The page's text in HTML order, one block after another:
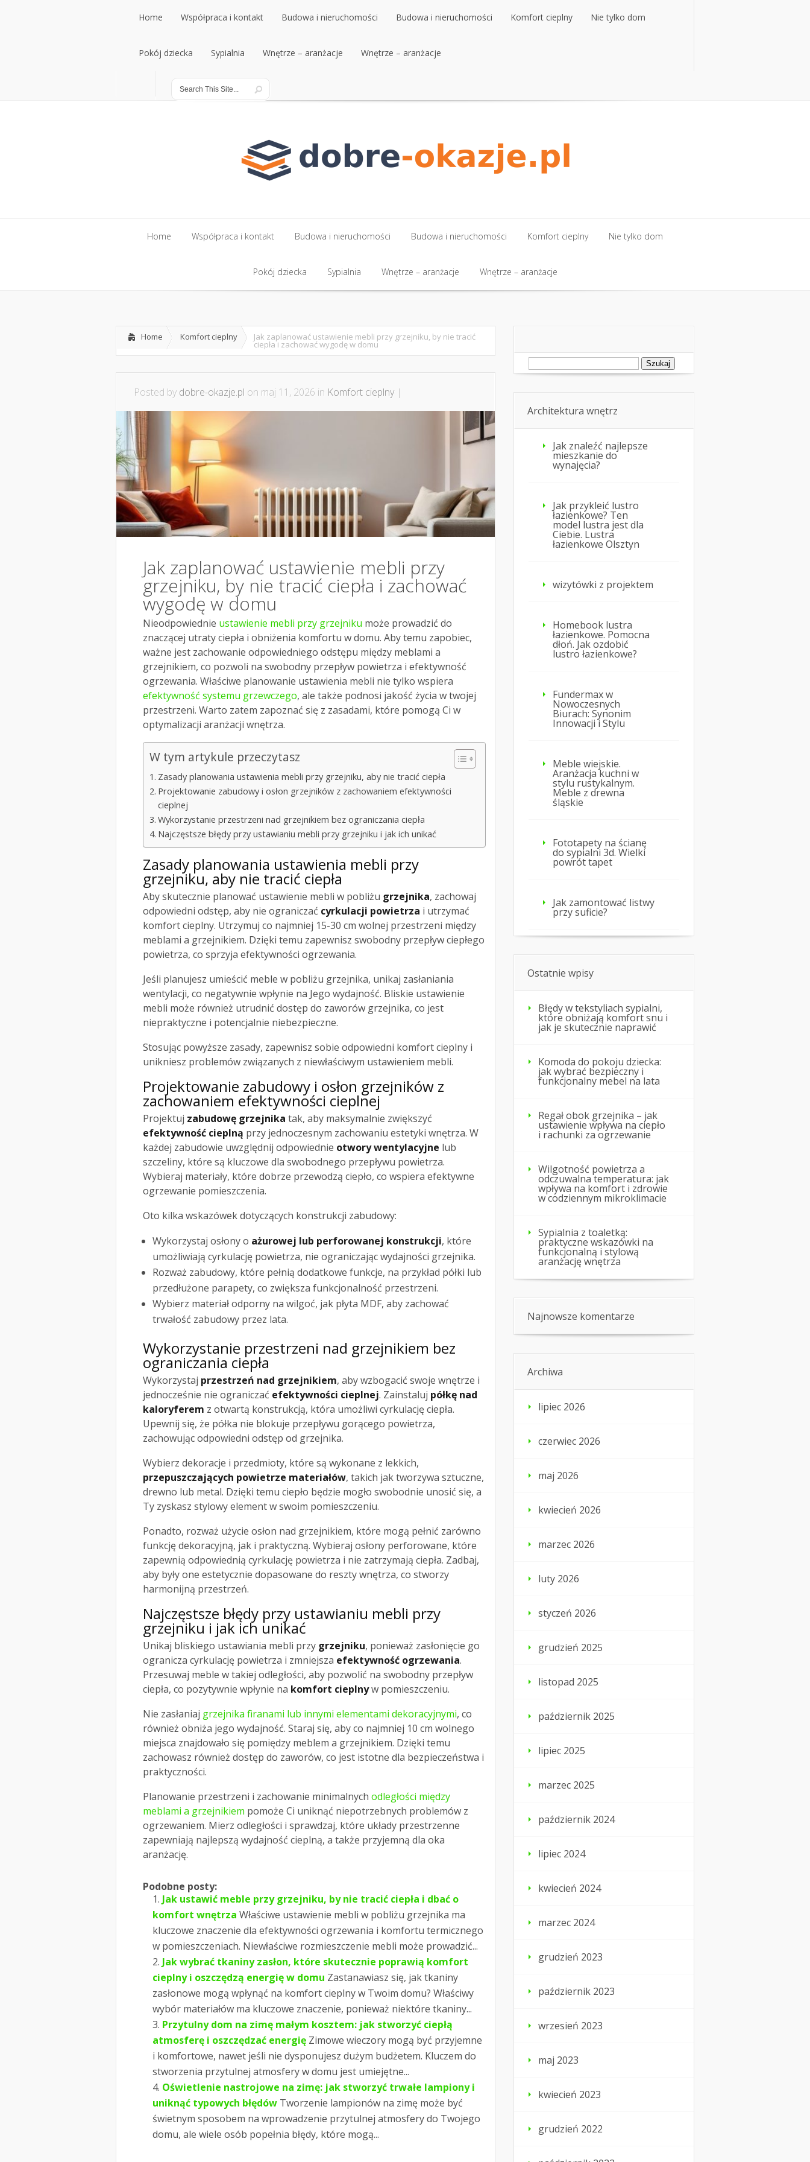
Home
Home
Współpraca i kontakt
Współpraca i kontakt
Budowa i nieruchomości
Budowa i nieruchomości
Budowa i nieruchomości
Budowa i nieruchomości
Komfort cieplny Nie tylko dom
Pokój dziecka
Pokój dziecka
Sypialnia
Sypialnia
Wnętrze – aranżacje Wnętrze – aranżacje
Home Współpraca i kontakt
Współpraca i kontakt
Budowa i nieruchomości
Budowa i nieruchomości
Budowa i nieruchomości
Budowa i nieruchomości
Komfort cieplny
Komfort cieplny
Nie tylko dom
Pokój dziecka Sypialnia Wnętrze – aranżacje Wnętrze – aranżacje
Home Komfort cieplny Jak zaplanować ustawienie mebli przy grzejniku, by nie tracić
ciepła i zachować wygodę w domu
Posted by dobre-okazje.pl on maj 11, 2026 in Komfort cieplny|
Jak zaplanować ustawienie mebli przy
grzejniku, by nie tracić ciepła i zachować
wygodę w domu
Nieodpowiednie ustawienie mebli przy grzejniku może prowadzić do
znaczącej utraty ciepła i obniżenia komfortu w domu. Aby temu zapobiec,
ważne jest zachowanie odpowiedniego odstępu między meblami a
grzejnikiem, co pozwoli na swobodny przepływ powietrza i efektywność
ogrzewania. Właściwe planowanie ustawienia mebli nie tylko wspiera
efektywność systemu grzewczego, ale także podnosi jakość życia w twojej
przestrzeni. Warto zatem zapoznać się z zasadami, które pomogą Ci w
optymalizacji aranżacji wnętrza.
W tym artykule przeczytasz
Zasady planowania ustawienia mebli przy grzejniku, aby nie tracić ciepła
Projektowanie zabudowy i osłon grzejników z zachowaniem efektywności
cieplnej
Wykorzystanie przestrzeni nad grzejnikiem bez ograniczania ciepła
Najczęstsze błędy przy ustawianiu mebli przy grzejniku i jak ich unikać
Zasady planowania ustawienia mebli przy
grzejniku, aby nie tracić ciepła
Aby skutecznie planować ustawienie mebli w pobliżu grzejnika, zachowaj
odpowiedni odstęp, aby nie ograniczać cyrkulacji powietrza i utrzymać
komfort cieplny. Utrzymuj co najmniej 15-30 cm wolnej przestrzeni między
meblami a grzejnikiem. Dzięki temu zapewnisz swobodny przepływ ciepłego
powietrza, co sprzyja efektywności ogrzewania.
Jeśli planujesz umieścić meble w pobliżu grzejnika, unikaj zasłaniania
wentylacji, co negatywnie wpłynie na Jego wydajność. Bliskie ustawienie
mebli może również utrudnić dostęp do zaworów grzejnika, co jest
niepraktyczne i potencjalnie niebezpieczne.
Stosując powyższe zasady, zapewnisz sobie odpowiedni komfort cieplny i
unikniesz problemów związanych z niewłaściwym ustawieniem mebli.
Projektowanie zabudowy i osłon grzejników z
zachowaniem efektywności cieplnej
Projektuj zabudowę grzejnika tak, aby maksymalnie zwiększyć
efektywność cieplną przy jednoczesnym zachowaniu estetyki wnętrza. W
każdej zabudowie uwzględnij odpowiednie otwory wentylacyjne lub
szczeliny, które są kluczowe dla swobodnego przepływu powietrza.
Wybieraj materiały, które dobrze przewodzą ciepło, co wspiera efektywne
ogrzewanie pomieszczenia.
Oto kilka wskazówek dotyczących konstrukcji zabudowy:
Wykorzystaj osłony o ażurowej lub perforowanej konstrukcji, które
umożliwiają cyrkulację powietrza, nie ograniczając wydajności grzejnika.
Rozważ zabudowy, które pełnią dodatkowe funkcje, na przykład półki lub
przedłużone parapety, co zwiększa funkcjonalność przestrzeni.
Wybierz materiał odporny na wilgoć, jak płyta MDF, aby zachować
trwałość zabudowy przez lata.
Wykorzystanie przestrzeni nad grzejnikiem bez
ograniczania ciepła
Wykorzystaj przestrzeń nad grzejnikiem, aby wzbogacić swoje wnętrze i
jednocześnie nie ograniczać efektywności cieplnej. Zainstaluj półkę nad
kaloryferem z otwartą konstrukcją, która umożliwi cyrkulację ciepła.
Upewnij się, że półka nie blokuje przepływu gorącego powietrza,
zachowując odpowiedni odstęp od grzejnika.
Wybierz dekoracje i przedmioty, które są wykonane z lekkich,
przepuszczających powietrze materiałów, takich jak tworzywa sztuczne,
drewno lub metal. Dzięki temu ciepło będzie mogło swobodnie unosić się, a
Ty zyskasz stylowy element w swoim pomieszczeniu.
Ponadto, rozważ użycie osłon nad grzejnikiem, które mogą pełnić zarówno
funkcję dekoracyjną, jak i praktyczną. Wybieraj osłony perforowane, które
zapewnią odpowiednią cyrkulację powietrza i nie zatrzymają ciepła. Zadbaj,
aby były one estetycznie dopasowane do reszty wnętrza, co stworzy
harmonijną przestrzeń.
Najczęstsze błędy przy ustawianiu mebli przy
grzejniku i jak ich unikać
Unikaj bliskiego ustawiania mebli przy grzejniku, ponieważ zasłonięcie go
ogranicza cyrkulację powietrza i zmniejsza efektywność ogrzewania.
Przesuwaj meble w takiej odległości, aby pozwolić na swobodny przepływ
ciepła, co pozytywnie wpłynie na komfort cieplnyw pomieszczeniu.
Nie zasłaniaj grzejnika firanami lub innymi elementami dekoracyjnymi, co
również obniża jego wydajność. Staraj się, aby co najmniej 10 cm wolnego
miejsca znajdowało się pomiędzy meblem a grzejnikiem. Dzięki temu
zachowasz również dostęp do zaworów, co jest istotne dla bezpieczeństwa i
praktyczności.
Planowanie przestrzeni i zachowanie minimalnych odległości między
meblami a grzejnikiem pomoże Ci uniknąć niepotrzebnych problemów z
ogrzewaniem. Mierz odległości i sprawdzaj, które układy przestrzenne
zapewniają najlepszą wydajność cieplną, a także przyjemną dla oka
aranżację.
Podobne posty:
Jak ustawić meble przy grzejniku, by nie tracić ciepła i dbać o
komfort wnętrza Właściwe ustawienie mebli w pobliżu grzejnika ma
kluczowe znaczenie dla efektywności ogrzewania i komfortu termicznego
w pomieszczeniach. Niewłaściwe rozmieszczenie mebli może prowadzić...
Jak wybrać tkaniny zasłon, które skutecznie poprawią komfort
cieplny i oszczędzą energię w domu Zastanawiasz się, jak tkaniny
zasłonowe mogą wpłynąć na komfort cieplny w Twoim domu? Właściwy
wybór materiałów ma kluczowe znaczenie, ponieważ niektóre tkaniny...
Przytulny dom na zimę małym kosztem: jak stworzyć ciepłą
atmosferę i oszczędzać energię Zimowe wieczory mogą być przyjemne
i komfortowe, nawet jeśli nie dysponujesz dużym budżetem. Kluczem do
stworzenia przytulnej atmosfery w domu jest umiejętne...
Oświetlenie nastrojowe na zimę: jak stworzyć trwałe lampiony i
uniknąć typowych błędów Tworzenie lampionów na zimę może być
świetnym sposobem na wprowadzenie przytulnej atmosfery do Twojego
domu, ale wiele osób popełnia błędy, które mogą...
Szukaj:
Architektura wnętrz
Jak znaleźć najlepsze
mieszkanie do
wynajęcia?
Jak przykleić lustro
łazienkowe? Ten
model lustra jest dla
Ciebie. Lustra
łazienkowe Olsztyn
wizytówki z projektem
Homebook lustra
łazienkowe. Pomocna
dłoń. Jak ozdobić
lustro łazienkowe?
Fundermax w
Nowoczesnych
Biurach: Synonim
Innowacji i Stylu
Meble wiejskie.
Aranżacja kuchni w
stylu rustykalnym.
Meble z drewna
śląskie
Fototapety na ścianę
do sypialni 3d. Wielki
powrót tapet
Jak zamontować listwy
przy suficie?
Ostatnie wpisy
Błędy w tekstyliach sypialni,
które obniżają komfort snu i
jak je skutecznie naprawić
Komoda do pokoju dziecka:
jak wybrać bezpieczny i
funkcjonalny mebel na lata
Regał obok grzejnika – jak
ustawienie wpływa na ciepło
i rachunki za ogrzewanie
Wilgotność powietrza a
odczuwalna temperatura: jak
wpływa na komfort i zdrowie
w codziennym mikroklimacie
Sypialnia z toaletką:
praktyczne wskazówki na
funkcjonalną i stylową
aranżację wnętrza
Najnowsze komentarze
Archiwa
lipiec 2026
czerwiec 2026
maj 2026
kwiecień 2026
marzec 2026
luty 2026
styczeń 2026
grudzień 2025
listopad 2025
październik 2025
lipiec 2025
marzec 2025
październik 2024
lipiec 2024
kwiecień 2024
marzec 2024
grudzień 2023
październik 2023
wrzesień 2023
maj 2023
kwiecień 2023
grudzień 2022